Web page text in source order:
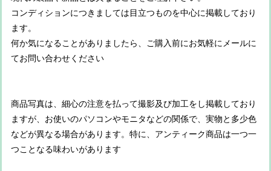
コンディションにつきましては目立つものを中心に掲載しており
ます。
何か気になることがありましたら、ご購入前にお気軽にメールに
てお問い合わせください
商品写真は、細心の注意を払って撮影及び加工をし掲載しており
ますが、お使いのパソコンやモニタなどの関係で、実物と多少色
などが異なる場合があります。特に、アンティーク商品は一つ一
つことなる味わいがあります